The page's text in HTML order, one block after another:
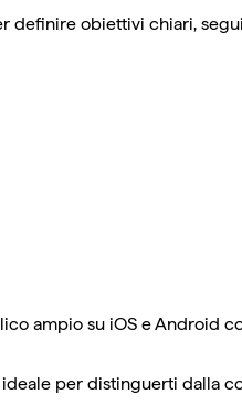
definire obiettivi chiari,
ampio su iOS e Android
per distinguerti dalla